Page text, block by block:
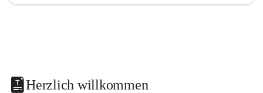
Herzlich willkommen